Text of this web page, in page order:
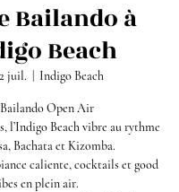
Bailando à
Beach
juil. Indigo Beach
Bailando Open Air
l’Indigo Beach vibre au rythme
Bachata et Kizomba.
caliente, cocktails et good
en plein air.